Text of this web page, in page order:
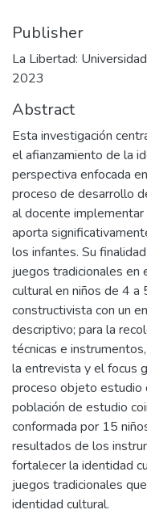
Publisher
La Libertad:
2023
Abstract
Esta investigación
el afianzamiento de la
perspectiva enfocada
proceso de desarrollo
al docente implementar
aporta
los infantes. Su
juegos tradicionales en
cultural en niños de 4 a
constructivista con un
descriptivo; para la
técnicas e
la entrevista y el focus
proceso objeto estudio
población de estudio
conformada por 15
resultados de los
fortalecer la identidad
juegos tradicionales
identidad cultural.